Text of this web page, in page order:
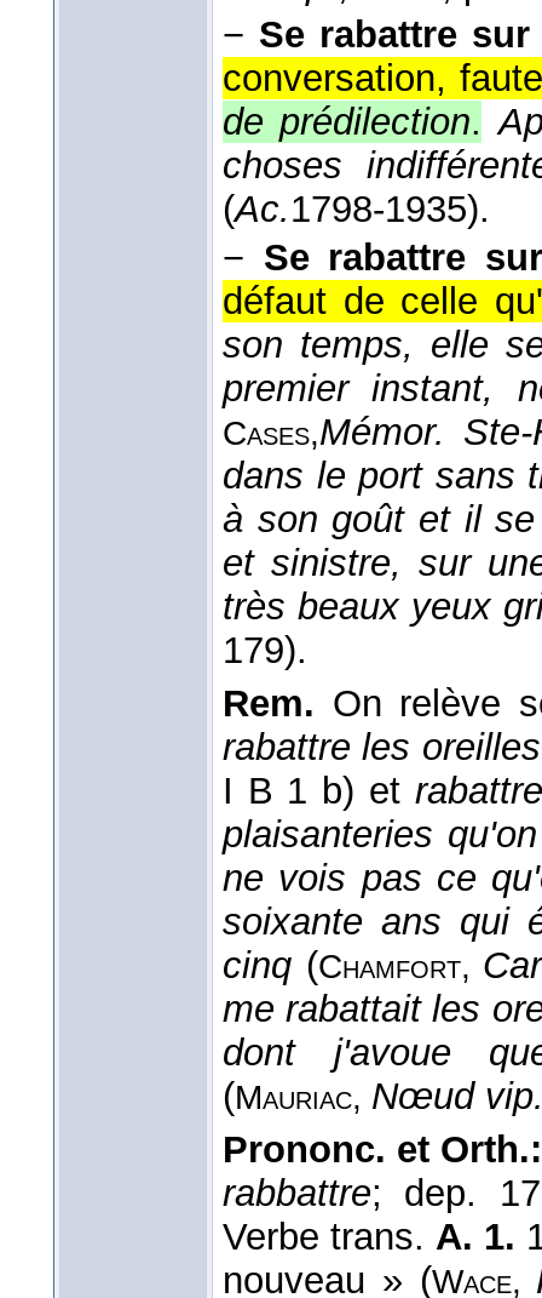
− Se rabattre sur
conversation,
de prédilection.
choses
(Ac.1798-1935).
− Se rabattre
défaut de celle
son temps, elle
premier instant,
Cases,Mémor. Ste-
dans le port sans
à son goût et il
et sinistre, sur
très beaux yeux
179).
Rem. On relève
rabattre les oreilles
I B 1 b) et rabattre
plaisanteries
ne vois pas ce
soixante ans qui
cinq (Chamfort,
me rabattait les
dont j'avoue
(Mauriac, Nœud
Prononc. et Orth.:
rabbattre; dep.
Verbe trans. A. 1.
nouveau » (Wace,